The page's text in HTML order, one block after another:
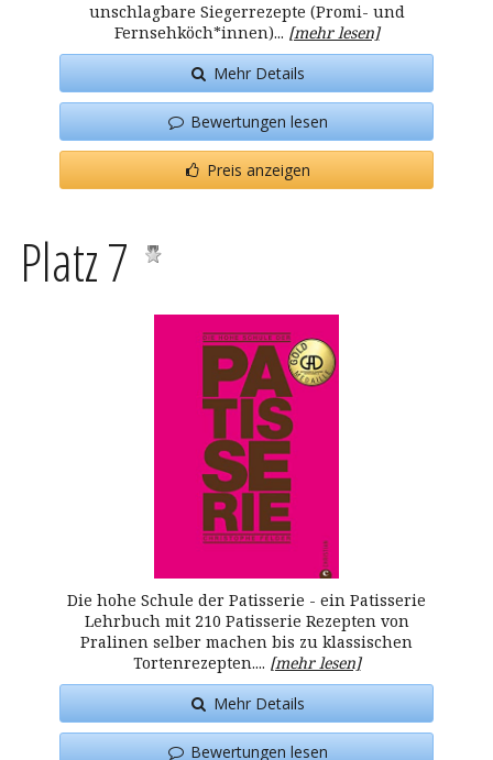
unschlagbare Siegerrezepte (Promi- und
Fernsehköch*innen)... [mehr lesen]
Mehr Details
Bewertungen lesen
Preis anzeigen
Platz 7
Die hohe Schule der Patisserie - ein Patisserie
Lehrbuch mit 210 Patisserie Rezepten von
Pralinen selber machen bis zu klassischen
Tortenrezepten.... [mehr lesen]
Mehr Details
Bewertungen lesen